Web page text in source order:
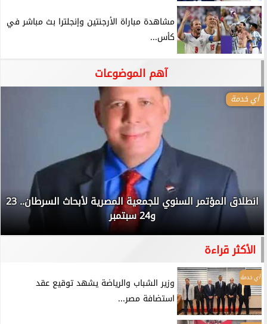
مشاهدة مباراة الأرجنتين وإنجلترا بث مباشر في
كأس...
آهم الموضوعات
أي خدمة
انطلاق المؤتمر السنوي للجمعية المصرية لأبحاث السرطان.. 23
و24 سبتمبر
الأكثر قراءة
أي خدمة
وزير الشباب والرياضة يشهد توقيع عقد
استضافة مصر...